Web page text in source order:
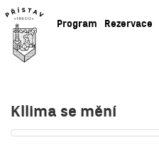
Program Rezervace
Kllima se mění